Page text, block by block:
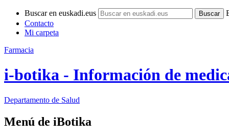
Buscar en euskadi.eus
Contacto
Mi carpeta
Farmacia
i-botika - Información de
Departamento de Salud
Menú de iBotika